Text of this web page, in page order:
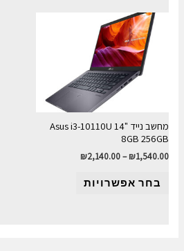
מחשב נייד "14 Asus i3-10110U
8GB 256GB
₪1,540.00
–
₪2,140.00
בחר אפשרויות